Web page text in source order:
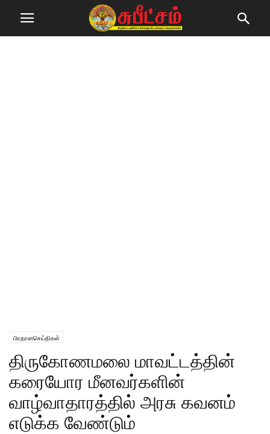
பிரதானசெய்திகள்
திருகோணமலை மாவட்டத்தின்
கரையோர மீனவர்களின்
வாழ்வாதாரத்தில் அரசு கவனம்
எடுக்க வேண்டும்